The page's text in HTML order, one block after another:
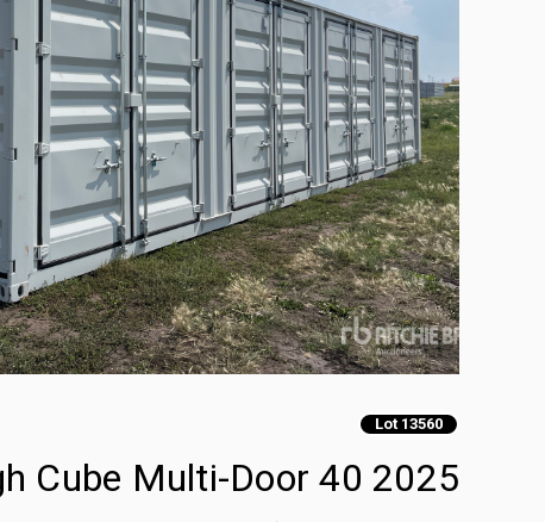
Lot 13560
2025 40 ft High Cube Multi-Door حاويات تخزين